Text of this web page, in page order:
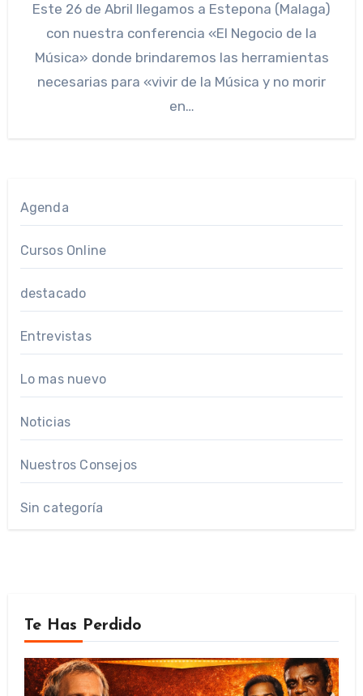
Este 26 de Abril llegamos a Estepona (Malaga)
con nuestra conferencia «El Negocio de la
Música» donde brindaremos las herramientas
necesarias para «vivir de la Música y no morir
en…
Agenda
Cursos Online
destacado
Entrevistas
Lo mas nuevo
Noticias
Nuestros Consejos
Sin categoría
Te Has Perdido